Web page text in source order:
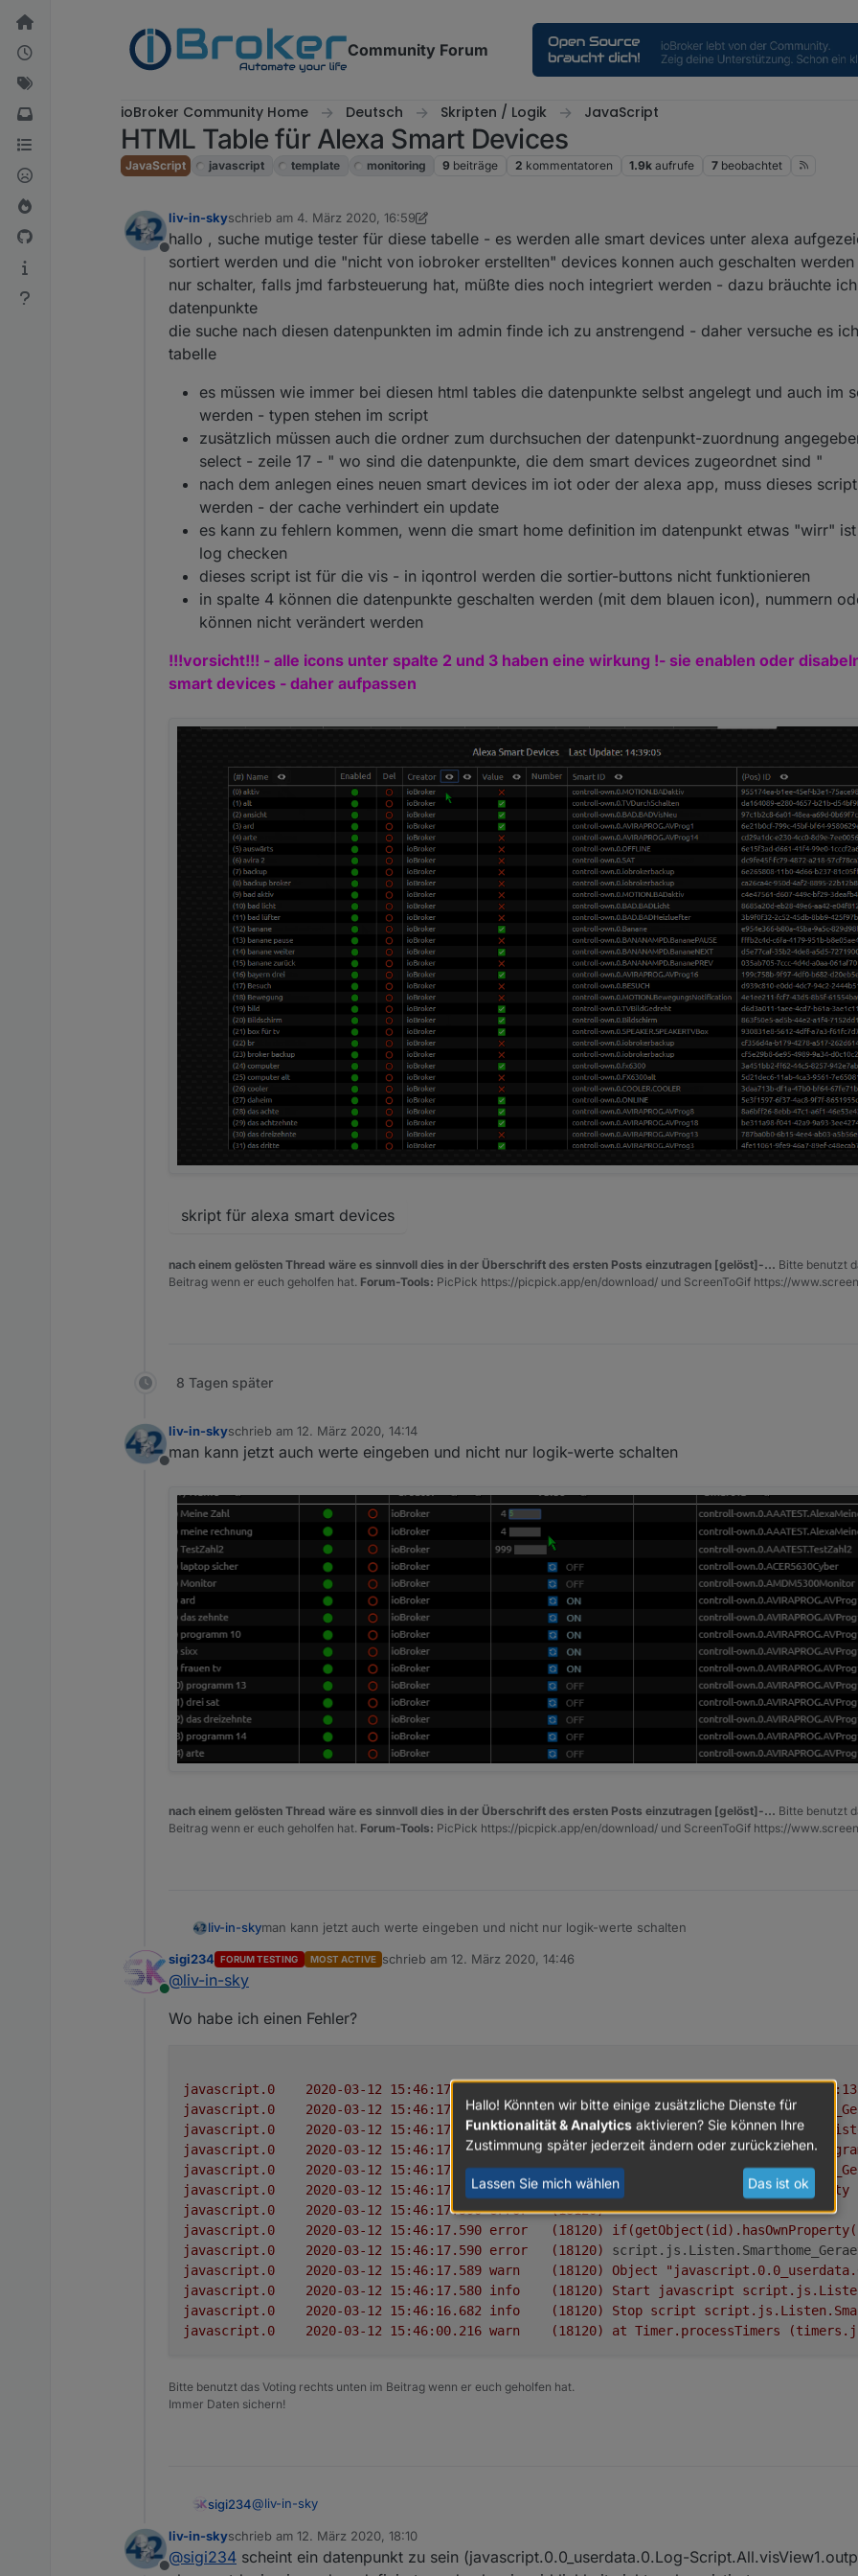
Weiter zum Inhalt
Community Forum
ioBroker Community Home Deutsch Skripten / Logik JavaScript
HTML Table für Alexa Smart Devices
JavaScript javascript template monitoring 9 beiträge 2 kommentatoren 1.9k aufrufe 7 beobachtet
Offline
liv-in-skyschrieb am 4. März 2020, 16:59
zuletzt editiert von liv-in-sky
hallo , suche mutige tester für diese tabelle - es werden alle smart devices unter alexa
sortiert werden und die "nicht von iobroker erstellten" devices konnen auch geschalten
nur schalter, falls jmd farbsteuerung hat, müßte dies noch integriert werden - dazu bräuchte
datenpunkte
die suche nach diesen datenpunkten im admin finde ich zu anstrengend - daher versuche es
tabelle
es müssen wie immer bei diesen html tables die datenpunkte selbst angelegt und auch im
werden - typen stehen im script
zusätzlich müssen auch die ordner zum durchsuchen der datenpunkt-zuordnung
select - zeile 17 - " wo sind die datenpunkte, die dem smart devices zugeordnet sind "
nach dem anlegen eines neuen smart devices im iot oder der alexa app, muss dieses
werden - der cache verhindert ein update
es kann zu fehlern kommen, wenn die smart home definition im datenpunkt etwas "wirr"
log checken
dieses script ist für die vis - in iqontrol werden die sortier-buttons nicht funktionieren
in spalte 4 können die datenpunkte geschalten werden (mit dem blauen icon), nummern
können nicht verändert werden
!!!vorsicht!!! - alle icons unter spalte 2 und 3 haben eine wirkung !- sie enablen oder
smart devices - daher aufpassen
skript für alexa smart devices
nach einem gelösten Thread wäre es sinnvoll dies in der Überschrift des ersten Posts einzutragen [gelöst]-... Bitte benutzt
Beitrag wenn er euch geholfen hat. Forum-Tools: PicPick https://picpick.app/en/download/ und ScreenToGif https://
8 Tagen später
Offline
liv-in-skyschrieb am 12. März 2020, 14:14
zuletzt editiert von
man kann jetzt auch werte eingeben und nicht nur logik-werte schalten
nach einem gelösten Thread wäre es sinnvoll dies in der Überschrift des ersten Posts einzutragen [gelöst]-... Bitte benutzt
Beitrag wenn er euch geholfen hat. Forum-Tools: PicPick https://picpick.app/en/download/ und ScreenToGif https://
liv-in-skyman kann jetzt auch werte eingeben und nicht nur logik-werte schalten
Online
sigi234 FORUM TESTING MOST ACTIVE schrieb am12. März 2020, 14:46
zuletzt editiert von
@liv-in-sky
Wo habe ich einen Fehler?
javascript.0
javascript.0
2020-03-12 15:46:17.590 error (18120) at
javascript.0
2020-03-12 15:46:17.590 error (18120) at getMySmarties
javascript.0
2020-03-12 15:46:17.590 error (18120) at Object.result.each
javascript.0
2020-03-12 15:46:17.590 error (18120) at
javascript.0
2020-03-12 15:46:17.590 error (18120) TypeError: read property
javascript.0
2020-03-12 15:46:17.590 error (18120) ^
javascript.0
error (18120)
javascript.0
error (18120)
javascript.0
warn (18120) Object
javascript.0
info (18120) Start javascript
javascript.0
info (18120) Stop script
javascript.0
warn (18120) at Timer.processTimers
Bitte benutzt das Voting rechts unten im Beitrag wenn er euch geholfen hat.
Immer Daten sichern!
sigi234@liv-in-sky
Wo habe ich einen Fehler?
liv-in-skyschrieb am 12. März 2020, 18:10
zuletzt editiert von
@sigi234 scheint ein datenpunkt zu sein (javascript.0.0_userdata.0.Log-
Hallo! Könnten wir bitte einige zusätzliche Dienste für
Funktionalität & Analytics aktivieren? Sie können Ihre
Zustimmung später jederzeit ändern oder zurückziehen.
Lassen Sie mich wählen Das ist ok